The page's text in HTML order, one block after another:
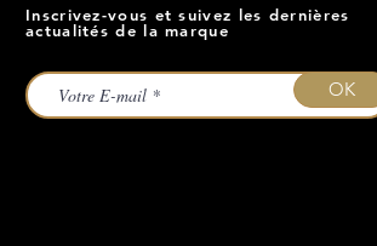
Inscrivez-vous et suivez les dernières
actualités de la marque
OK